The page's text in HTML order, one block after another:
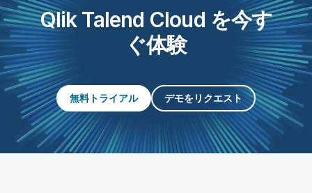
Qlik Talend Cloud を今す
ぐ体験
無料トライアル デモをリクエスト